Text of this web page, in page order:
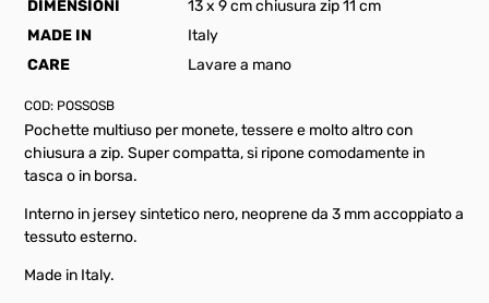
DIMENSIONI
13 x 9 cm chiusura zip 11 cm
MADE IN
Italy
CARE
Lavare a mano
COD: POSSOSB
Pochette multiuso per monete, tessere e molto altro con
chiusura a zip. Super compatta, si ripone comodamente in
tasca o in borsa.
Interno in jersey sintetico nero, neoprene da 3 mm accoppiato a
tessuto esterno.
Made in Italy.